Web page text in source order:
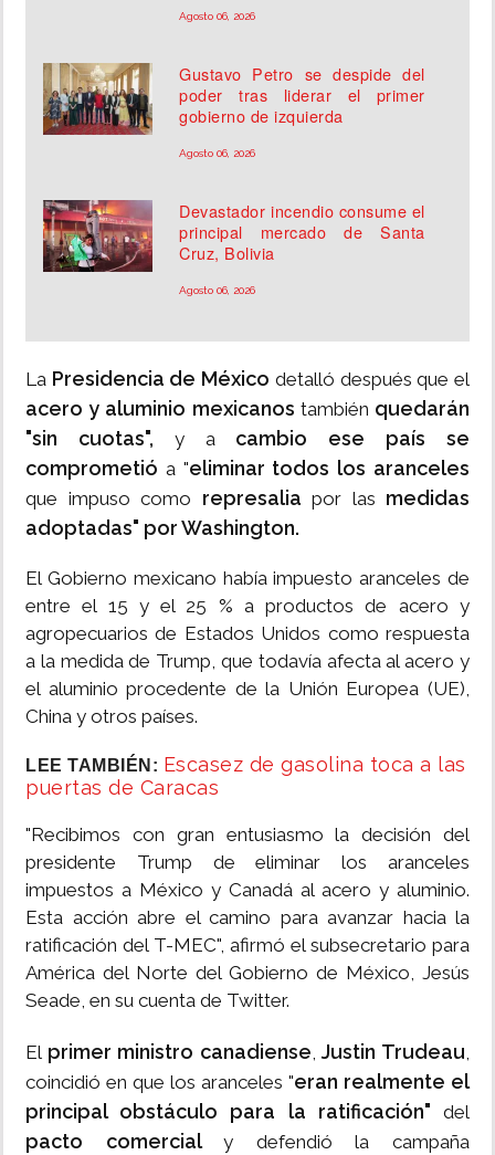
Agosto 06, 2026
Gustavo Petro se despide del
poder tras liderar el primer
gobierno de izquierda
Agosto 06, 2026
Devastador incendio consume el
principal mercado de Santa
Cruz, Bolivia
Agosto 06, 2026
La Presidencia de México detalló después que el
acero y aluminio mexicanos también quedarán
"sin cuotas", y a cambio ese país se
comprometió a "eliminar todos los aranceles
que impuso como represalia por las medidas
adoptadas" por Washington.
El Gobierno mexicano había impuesto aranceles de
entre el 15 y el 25 % a productos de acero y
agropecuarios de Estados Unidos como respuesta
a la medida de Trump, que todavía afecta al acero y
el aluminio procedente de la Unión Europea (UE),
China y otros países.
LEE TAMBIÉN: Escasez de gasolina toca a las
puertas de Caracas
"Recibimos con gran entusiasmo la decisión del
presidente Trump de eliminar los aranceles
impuestos a México y Canadá al acero y aluminio.
Esta acción abre el camino para avanzar hacia la
ratificación del T-MEC", afirmó el subsecretario para
América del Norte del Gobierno de México, Jesús
Seade, en su cuenta de Twitter.
El primer ministro canadiense,Justin Trudeau,
coincidió en que los aranceles "eran realmente el
principal obstáculo para la ratificación" del
pacto comercialy defendió la campaña